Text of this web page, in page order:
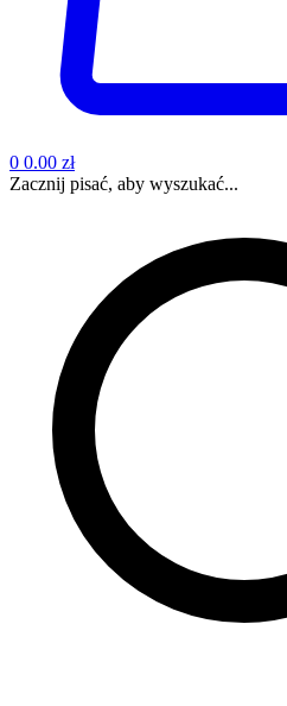
0 0.00 zł
Zacznij pisać, aby wyszukać...